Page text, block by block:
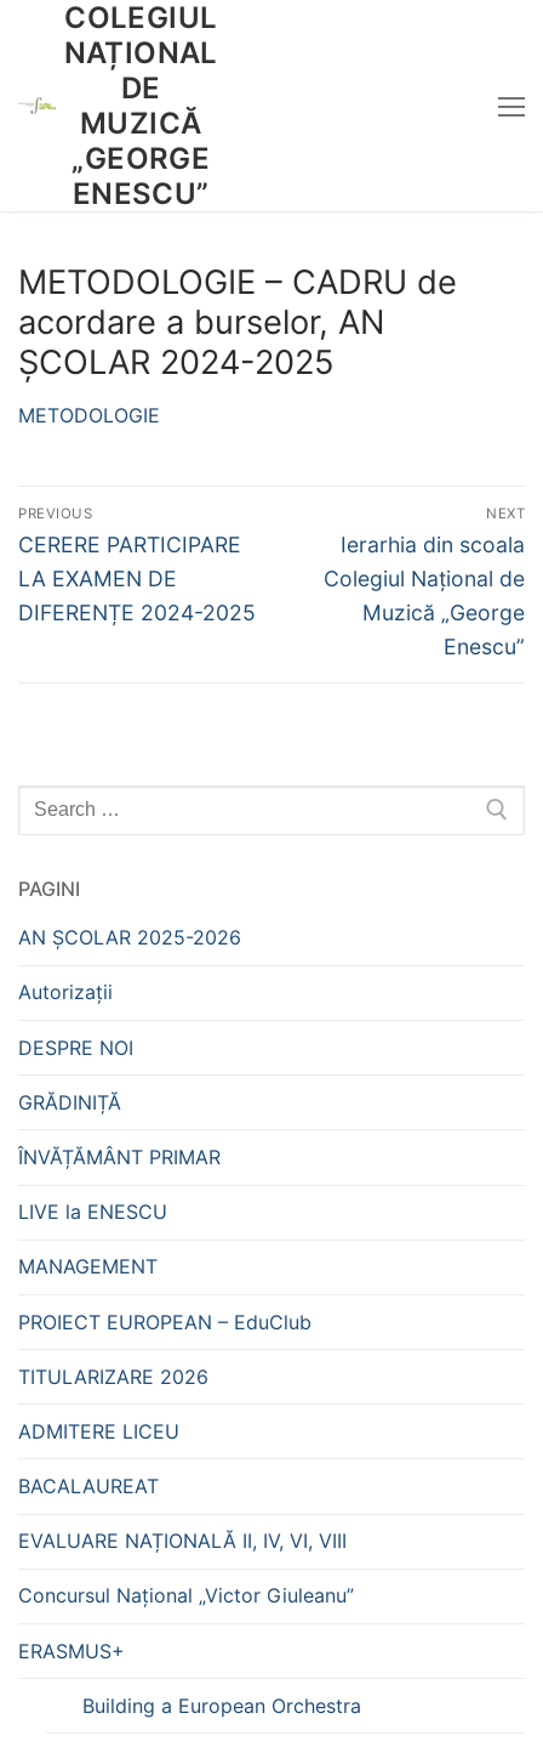
COLEGIUL
NAȚIONAL
DE
MUZICĂ
„GEORGE
ENESCU”
METODOLOGIE – CADRU de
acordare a burselor, AN
ȘCOLAR 2024-2025
METODOLOGIE
Navigare
în
articole
PREVIOUS
Previous
post:
CERERE PARTICIPARE
LA EXAMEN DE
DIFERENȚE 2024-2025
NEXT
Next
post:
Ierarhia din scoala
Colegiul Naţional de
Muzică „George
Enescu”
Caută
după:
PAGINI
AN ȘCOLAR 2025-2026
Autorizații
DESPRE NOI
GRĂDINIȚĂ
ÎNVĂȚĂMÂNT PRIMAR
LIVE la ENESCU
MANAGEMENT
PROIECT EUROPEAN – EduClub
TITULARIZARE 2026
ADMITERE LICEU
BACALAUREAT
EVALUARE NAȚIONALĂ II, IV, VI, VIII
Concursul Național „Victor Giuleanu”
ERASMUS+
Building a European Orchestra